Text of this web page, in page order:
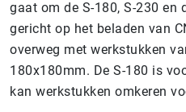
gaat om de S-180, S-230 en
gericht op het beladen van
overweg met werkstukken
180x180mm. De S-180 is
kan werkstukken omkeren